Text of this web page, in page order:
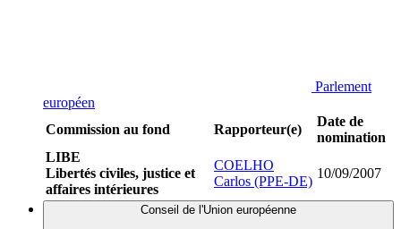
Parlement
européen
Commission au fond
Rapporteur(e)
Date de
nomination
LIBE
Libertés civiles, justice et
affaires intérieures
COELHO
Carlos (PPE-DE)
10/09/2007
Conseil de l'Union européenne